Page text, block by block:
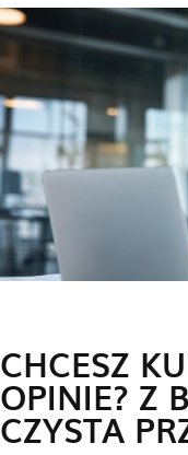
CHCESZ
OPINIE? Z
CZYSTA